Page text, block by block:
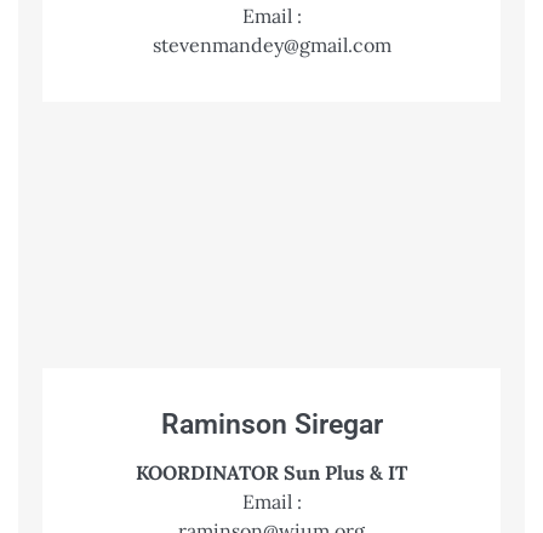
Email :
stevenmandey@gmail.com
Raminson Siregar
KOORDINATOR Sun Plus & IT
Email :